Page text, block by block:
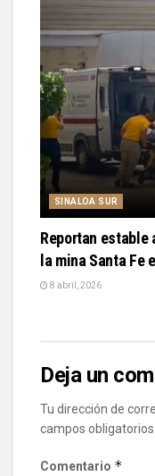
SINALOA SUR
Reportan estable
la mina Santa Fe
8 abril, 2026
Deja un
Tu dirección de
campos
Comentario *